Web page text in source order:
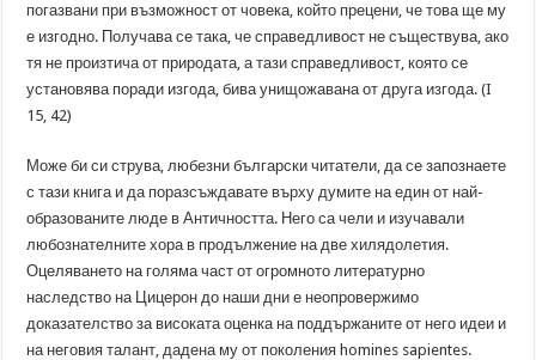
погазвани при възможност от човека, който прецени, че това ще му
е изгодно. Получава се така, че справедливост не съществува, ако
тя не произтича от природата, а тази справедливост, която се
установява поради изгода, бива унищожавана от друга изгода. (I
15, 42)
Може би си струва, любезни български читатели, да се запознаете
с тази книга и да поразсъждавате върху думите на един от най-
образованите люде в Античността. Него са чели и изучавали
любознателните хора в продължение на две хилядолетия.
Оцеляването на голяма част от огромното литературно
наследство на Цицерон до наши дни е неопровержимо
доказателство за високата оценка на поддържаните от него идеи и
на неговия талант, дадена му от поколения homines sapientes.